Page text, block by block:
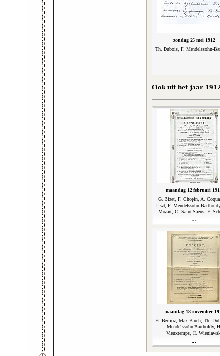
zondag 26 mei 1912
Th. Dubois, F. Mendelssohn-
Ook uit het jaar
maandag 12 februari
G. Bizet, F. Chopin, A.
Liszt, F. Mendelssohn-
Mozart, C. Saint-Saens, F.
maandag 18 november
H. Berlioz, Max Bruch, Th.
Mendelssohn-Bartholdy,
Vieuxtemps, H.